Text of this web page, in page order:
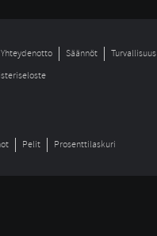
Yhteydenotto Säännöt Turvallisuus
Pelit Prosenttilaskuri